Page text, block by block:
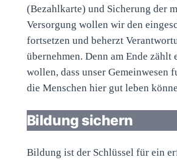
(Bezahlkarte) und Sicherung der
Versorgung wollen wir den
fortsetzen und beherzt
übernehmen. Denn am Ende zählt
wollen, dass unser Gemeinwesen
die Menschen hier gut leben
Bildung sichern
Bildung ist der Schlüssel für ein